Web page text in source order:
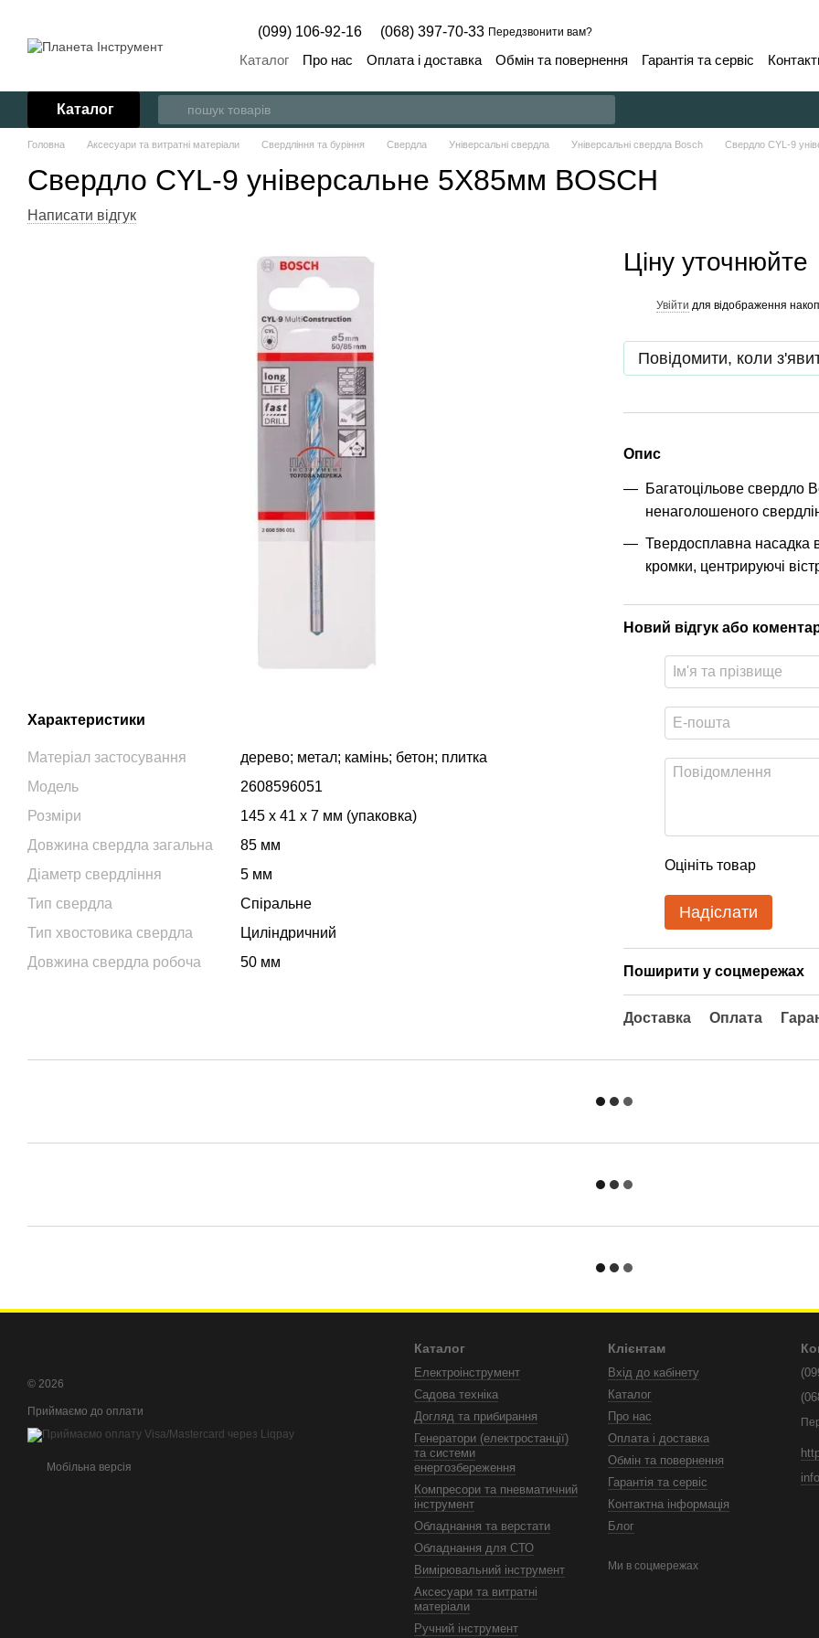
(099) 106-92-16 (068) 397-70-33 Передзвонити вам?
Каталог Про нас Оплата і доставка Обмін та повернення Гарантія та сервіс
Каталог
Головна Аксесуари та витратні матеріали Свердління та буріння Свердла Універсальні свердла Універсальні свердла Bosch Свердло CYL-9
Свердло CYL-9 універсальне 5X85мм BOSCH
Написати відгук
Характеристики
Матеріал застосування
дерево; метал; камінь; бетон; плитка
Модель
2608596051
Розміри
145 x 41 x 7 мм (упаковка)
Довжина свердла загальна
85 мм
Діаметр свердління
5 мм
Тип свердла
Спіральне
Тип хвостовика свердла
Циліндричний
Довжина свердла робоча
50 мм
Ціну уточнюйте
Увійти для відображення
Повідомити, коли
Опис
Багатоцільове свердло
ненаголошеного
Твердосплавна насадка
кромки, центрируючі
Новий відгук або
Оцініть товар
Надіслати
Поширити у соцмережах
Доставка Оплата
© 2026
Приймаємо до оплати
Мобільна версія
Каталог
Електроінструмент
Садова техніка
Догляд та прибирання
Генератори (електростанції)
та системи
енергозбереження
Компресори та пневматичний
інструмент
Обладнання та верстати
Обладнання для СТО
Вимірювальний інструмент
Аксесуари та витратні
матеріали
Ручний інструмент
Клієнтам
Вхід до кабінету
Каталог
Про нас
Оплата і доставка
Обмін та повернення
Гарантія та сервіс
Контактна інформація
Блог
Ми в соцмережах